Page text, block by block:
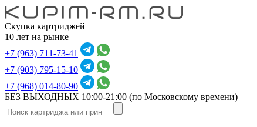
Скупка картриджей
10 лет на рынке
+7 (963) 711-73-41
+7 (903) 795-15-10
+7 (968) 014-80-90
БЕЗ ВЫХОДНЫХ 10:00-21:00 (по Московскому времени)